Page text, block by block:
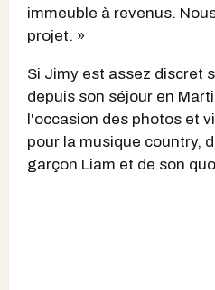
immeuble à revenus.
projet. »
Si Jimy est assez discret
depuis son séjour en
l'occasion des photos et
pour la musique country,
garçon Liam et de son